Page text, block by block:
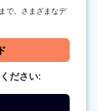
で、さまざまなデ
ださい: